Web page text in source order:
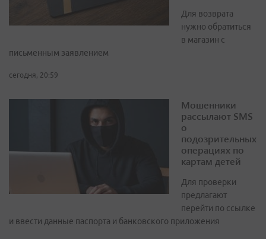
Для возврата
нужно обратиться
в магазин с
письменным заявлением
сегодня, 20:59
Мошенники
рассылают SMS
о
подозрительных
операциях по
картам детей
Для проверки
предлагают
перейти по ссылке
и ввести данные паспорта и банковского приложения